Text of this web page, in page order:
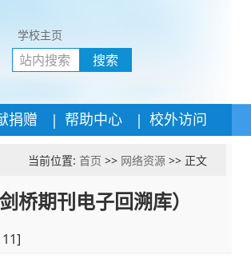
学校主页
搜索
捐赠 | 帮助中心 | 校外访问
当前位置: 首页 >> 网络资源>> 正文
期刊电子回溯库）
]